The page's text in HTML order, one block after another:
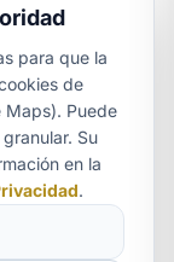
a
el
de
de
las
expediente
LEGAL
para que la
de
Maps). Puede
Su
en la
.